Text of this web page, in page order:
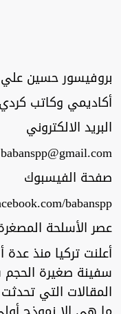
بروفيسور حسين علي
أكاديمي وكاتب
البريد الالكتروني
babanspp@gmail.com
صفحة الفيسبوك
babanspp
عصر الأسلحة
أعلنت تركيا منذ
سفينة صغيرة
المقالات التي